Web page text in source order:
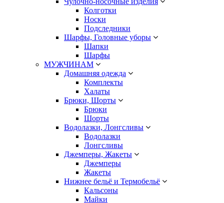
Колготки
Носки
Подследники
Шарфы, Головные уборы
Шапки
Шарфы
МУЖЧИНАМ
Домашняя одежда
Комплекты
Халаты
Брюки, Шорты
Брюки
Шорты
Водолазки, Лонгсливы
Водолазки
Лонгсливы
Джемперы, Жакеты
Джемперы
Жакеты
Нижнее бельё и Термобельё
Кальсоны
Майки